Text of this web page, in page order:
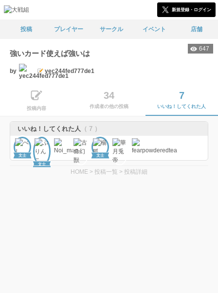
新規登録・ログイン
投稿 プレイヤー サークル イベント 店舗
647
強いカード使えば強いは
by yec244fed777de1
投稿内容
34
作成者の他の投稿
7
いいね！してくれた人
いいね！してくれた人 （ 7 ）
文士
文士
文士
HOME > 投稿一覧 > 投稿詳細